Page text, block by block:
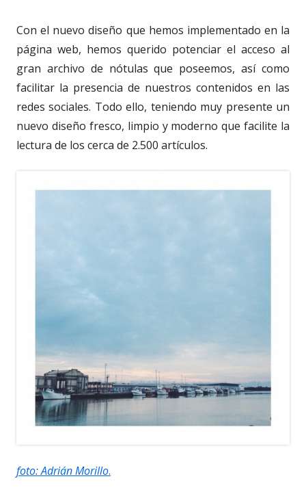
Con el nuevo diseño que hemos implementado en la
página web, hemos querido potenciar el acceso al
gran archivo de nótulas que poseemos, así como
facilitar la presencia de nuestros contenidos en las
redes sociales. Todo ello, teniendo muy presente un
nuevo diseño fresco, limpio y moderno que facilite la
lectura de los cerca de 2.500 artículos.
foto: Adrián Morillo.